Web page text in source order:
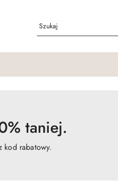
taniej.
kod rabatowy.